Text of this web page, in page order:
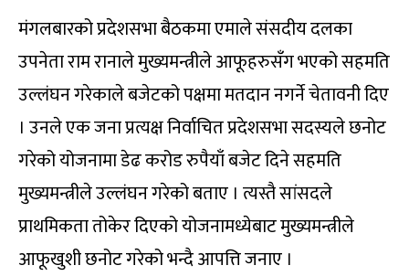
मंगलबारको प्रदेशसभा बैठकमा एमाले संसदीय दलका
उपनेता राम रानाले मुख्यमन्त्रीले आफूहरुसँग भएको सहमति
उल्लंघन गरेकाले बजेटको पक्षमा मतदान नगर्ने चेतावनी दिए
। उनले एक जना प्रत्यक्ष निर्वाचित प्रदेशसभा सदस्यले छनोट
गरेको योजनामा डेढ करोड रुपैयाँ बजेट दिने सहमति
मुख्यमन्त्रीले उल्लंघन गरेको बताए । त्यस्तै सांसदले
प्राथमिकता तोकेर दिएको योजनामध्येबाट मुख्यमन्त्रीले
आफूखुशी छनोट गरेको भन्दै आपत्ति जनाए ।